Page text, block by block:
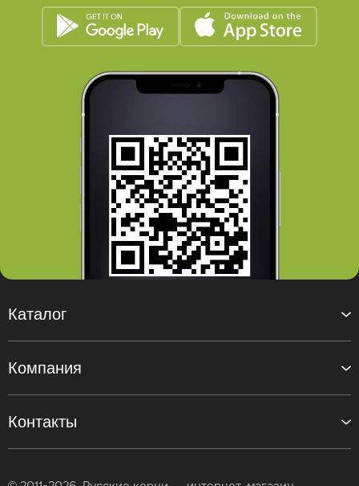
Контакты
Каталог
Компания